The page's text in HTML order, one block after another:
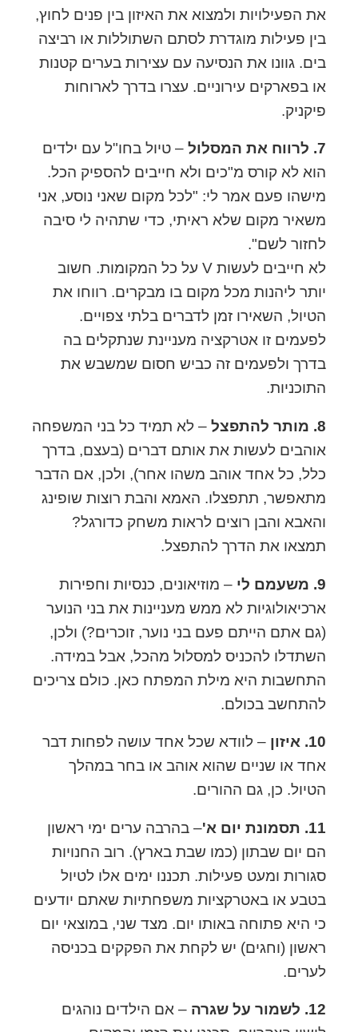
את הפעילויות ולמצוא את האיזון בין פנים לחוץ,
בין פעילות מוגדרת לסתם השתוללות או רביצה
בים. גוונו את הנסיעה עם עצירות בערים קטנות
או בפארקים עירוניים. עצרו בדרך לארוחות
פיקניק.
7. לרווח את המסלול
– טיול בחו"ל עם ילדים
הוא לא קורס מ"כים ולא חייבים להספיק הכל.
מישהו פעם אמר לי: "לכל מקום שאני נוסע, אני
משאיר מקום שלא ראיתי, כדי שתהיה לי סיבה
לחזור לשם".
לא חייבים לעשות V על כל המקומות. חשוב
יותר ליהנות מכל מקום בו מבקרים. רווחו את
הטיול, השאירו זמן לדברים בלתי צפויים.
לפעמים זו אטרקציה מעניינת שנתקלים בה
בדרך ולפעמים זה כביש חסום שמשבש את
התוכניות.
8. מותר להתפצל
– לא תמיד כל בני המשפחה
אוהבים לעשות את אותם דברים (בעצם, בדרך
כלל, כל אחד אוהב משהו אחר), ולכן, אם הדבר
מתאפשר, תתפצלו. האמא והבת רוצות שופינג
והאבא והבן רוצים לראות משחק כדורגל?
תמצאו את הדרך להתפצל.
9. משעמם לי
– מוזיאונים, כנסיות וחפירות
ארכיאולוגיות לא ממש מעניינות את בני הנוער
(גם אתם הייתם פעם בני נוער, זוכרים?) ולכן,
השתדלו להכניס למסלול מהכל, אבל במידה.
התחשבות היא מילת המפתח כאן. כולם צריכים
להתחשב בכולם.
10. איזון
– לוודא שכל אחד עושה לפחות דבר
אחד או שניים שהוא אוהב או בחר במהלך
הטיול. כן, גם ההורים.
11. תסמונת יום א'
– בהרבה ערים ימי ראשון
הם יום שבתון (כמו שבת בארץ). רוב החנויות
סגורות ומעט פעילות. תכננו ימים אלו לטיול
בטבע או באטרקציות משפחתיות שאתם יודעים
כי היא פתוחה באותו יום. מצד שני, במוצאי יום
ראשון (וחגים) יש לקחת את הפקקים בכניסה
לערים.
12. לשמור על שגרה
– אם הילדים נוהגים